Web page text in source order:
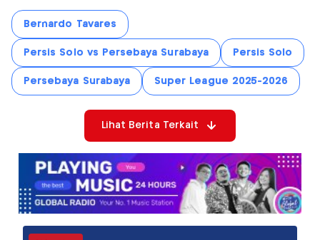
Bernardo Tavares
Persis Solo vs Persebaya Surabaya Persis Solo
Persebaya Surabaya Super League 2025-2026
Lihat Berita Terkait